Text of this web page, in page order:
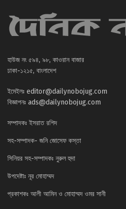
হাউজ নং ৫৯৪, ৯৮, কাওরান বাজার
ঢাকা-১২১৫, বাংলাদেশ
ইমেইলঃ editor@dailynobojug.com
বিজ্ঞাপনঃ ads@dailynobojug.com
সম্পাদকঃ ইসরাত রশিদ
সহ-সম্পাদক- জনি জোসেফ কস্তা
সিনিয়র সহ-সম্পাদকঃ নুরুল হুদা
উপদেষ্টাঃ নূর মোহাম্মদ
প্রকাশকঃ আলী আমিন ও মোহাম্মদ ওমর সানী